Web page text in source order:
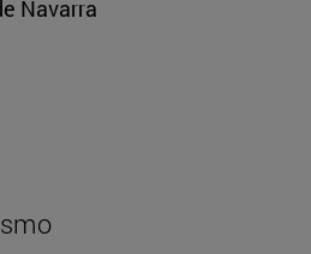
Navarra